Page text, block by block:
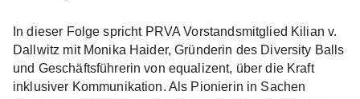
In dieser Folge spricht PRVA Vorstandsmitglied Kilian v.
Dallwitz mit Monika Haider, Gründerin des Diversity Balls
und Geschäftsführerin von equalizent, über die Kraft
inklusiver Kommunikation. Als Pionierin in Sachen